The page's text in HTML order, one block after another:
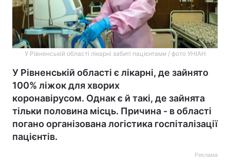
У Рівненській області лікарні забиті пацієнтами / фото УНІАН
У Рівненській області є лікарні, де зайнято
100% ліжок для хворих
коронавірусом. Однак є й такі, де зайнята
тільки половина місць. Причина - в області
погано організована логістика госпіталізації
пацієнтів.
Реклама